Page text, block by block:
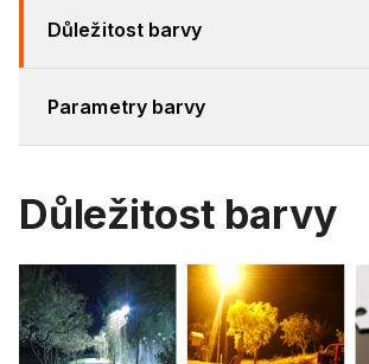
Důležitost barvy
Parametry barvy
Důležitost barvy